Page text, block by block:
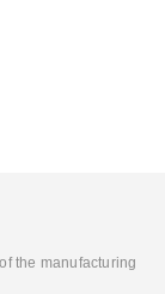
the manufacturing